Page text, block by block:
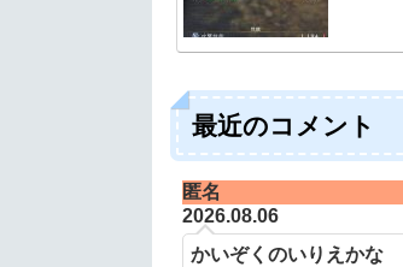
最近のコメント
匿名
2026.08.06
かいぞくのいりえかな